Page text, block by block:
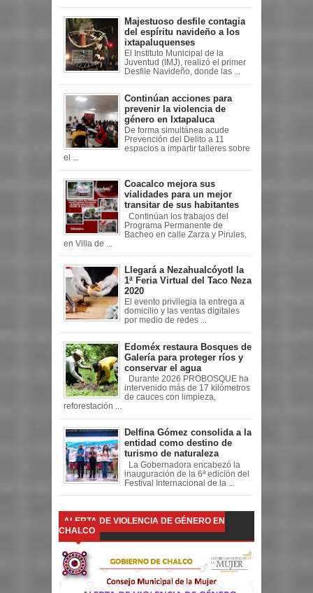
Majestuoso desfile contagia
del espíritu navideño a los
ixtapaluquenses
El Instituto Municipal de la
Juventud (IMJ), realizó el primer
Desfile Navideño, donde las ...
Continúan acciones para
prevenir la violencia de
género en Ixtapaluca
De forma simultánea acude
Prevención del Delito a 11
espacios a impartir talleres sobre
el ...
Coacalco mejora sus
vialidades para un mejor
transitar de sus habitantes
Continúan los trabajos del
Programa Permanente de
Bacheo en calle Zarza y Pirules,
en Villa de ...
Llegará a Nezahualcóyotl la
1ª Feria Virtual del Taco Neza
2020
El evento privilegia la entrega a
domicilio y las ventas digitales
por medio de redes ...
Edoméx restaura Bosques de
Galería para proteger ríos y
conservar el agua
Durante 2026 PROBOSQUE ha
intervenido más de 17 kilómetros
de cauces con limpieza,
reforestación ...
Delfina Gómez consolida a la
entidad como destino de
turismo de naturaleza
La Gobernadora encabezó la
inauguración de la 6ª edición del
Festival Internacional de la ...
ALERTA DE VIOLENCIA DE GÉNERO EN
CHALCO